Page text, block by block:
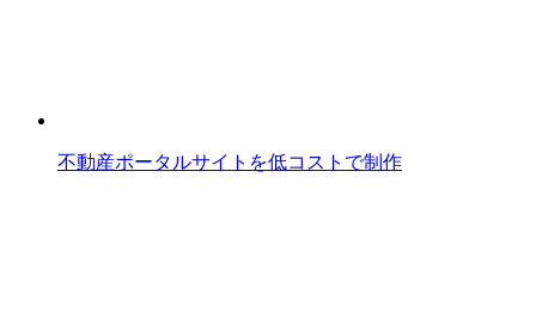
不動産ポータルサイトを低コストで制作